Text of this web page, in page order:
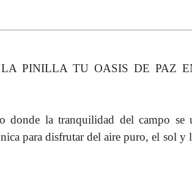
PINILLA TU OASIS DE PAZ
donde la tranquilidad del campo se
para disfrutar del aire puro, el sol y